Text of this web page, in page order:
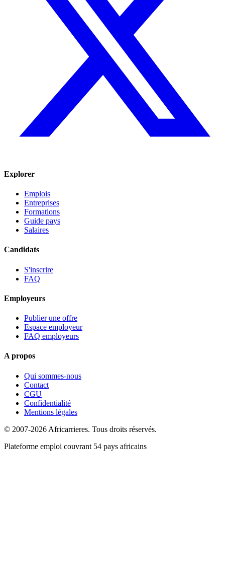
Explorer
Emplois
Entreprises
Formations
Guide pays
Salaires
Candidats
S'inscrire
FAQ
Employeurs
Publier une offre
Espace employeur
FAQ employeurs
A propos
Qui sommes-nous
Contact
CGU
Confidentialité
Mentions légales
© 2007-2026 Africarrieres. Tous droits réservés.
Plateforme emploi couvrant 54 pays africains